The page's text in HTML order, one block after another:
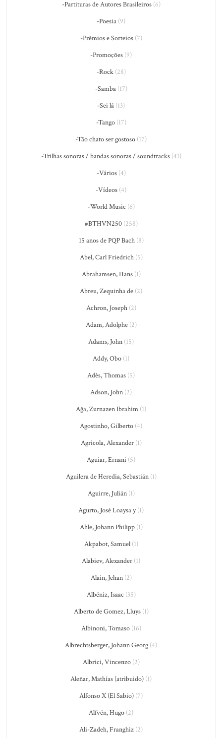
-Partituras de Autores Brasileiros(6)
-Poesia (9)
-Prêmios e Sorteios(7)
-Promoções (9)
-Rock(28)
-Samba(17)
-Sei lá (13)
-Tango(17)
-Tão chato ser gostoso (17)
-Trilhas sonoras / bandas sonoras / soundtracks(41)
-Vários(4)
-Vídeos (4)
-World Music (6)
#BTHVN250(258)
15 anos de PQP Bach(8)
Abel, Carl Friedrich(5)
Abrahamsen, Hans(1)
Abreu, Zequinha de (2)
Achron, Joseph(2)
Adam, Adolphe(2)
Adams, John (15)
Addy, Obo (1)
Adès, Thomas (5)
Adson, John (2)
Ağa, Zurnazen Ibrahim (1)
Agostinho, Gilberto (4)
Agricola, Alexander(1)
Aguiar, Ernani (5)
Aguilera de Heredia, Sebastián(1)
Aguirre, Julián(1)
Agurto, José Loaysa y(1)
Ahle, Johann Philipp(1)
Akpabot, Samuel(1)
Alabiev, Alexander (1)
Alain, Jehan(2)
Albéniz, Isaac (35)
Alberto de Gomez, Lluys(1)
Albinoni, Tomaso(16)
Albrechtsberger, Johann Georg (4)
Albrici, Vincenzo(2)
Aleñar, Mathías (atribuido) (1)
Alfonso X (El Sabio) (7)
Alfvén, Hugo (2)
Ali-Zadeh, Franghiz (2)